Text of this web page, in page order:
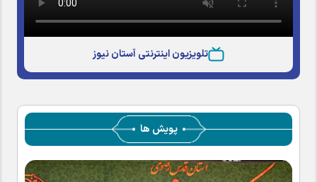
تلویزیون اینترنتی آستان نیوز
پویش ها